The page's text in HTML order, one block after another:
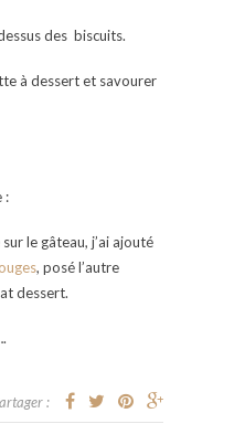
des biscuits.
à dessert et savourer
:
le gâteau, j’ai ajouté
, posé l’autre
dessert.
: